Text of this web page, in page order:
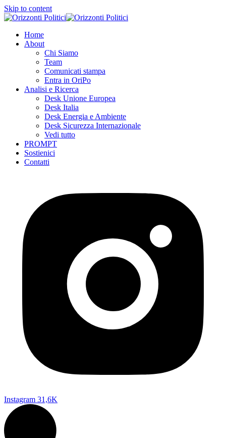
Skip to content
Home
About
Chi Siamo
Team
Comunicati stampa
Entra in OriPo
Analisi e Ricerca
Desk Unione Europea
Desk Italia
Desk Energia e Ambiente
Desk Sicurezza Internazionale
Vedi tutto
PROMPT
Sostienici
Contatti
Instagram 31,6K